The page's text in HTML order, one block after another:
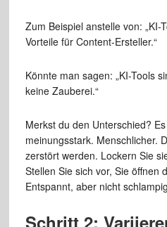
Zum Beispiel anstelle von: „KI-
Vorteile für Content-Ersteller.“
Könnte man sagen: „KI-Tools
keine Zauberei.“
Merkst du den Unterschied?
meinungsstark. Menschlicher.
zerstört werden. Lockern Sie
Stellen Sie sich vor, Sie öffnen
Entspannt, aber nicht
Schritt 2: